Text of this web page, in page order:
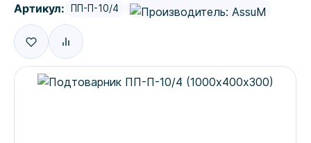
Артикул: ПП-П-10/4